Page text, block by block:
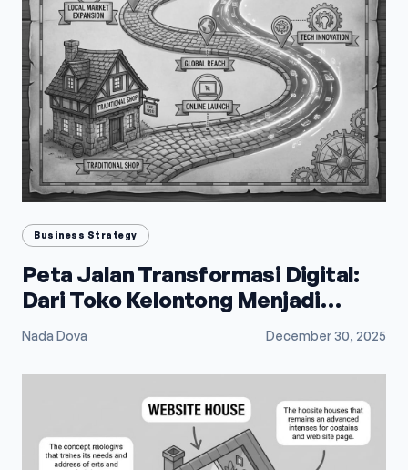
Business Strategy
Peta Jalan Transformasi Digital:
Dari Toko Kelontong Menjadi
Raksasa E-Commerce
Nada Dova December 30, 2025